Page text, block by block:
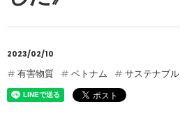
2023/02/10
有害物質 ベトナム サステナブル